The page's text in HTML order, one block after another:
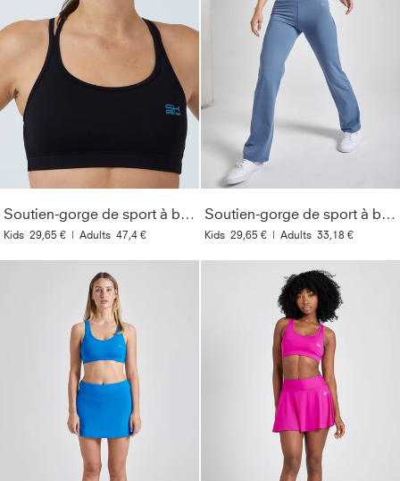
Soutien-gorge de sport à bretelles croisées, noir
Kids 29,65 € | Adults 47,4 €
Soutien-gorge de sport à bretelles croisées, gris bleu
Kids 29,65 € | Adults 33,18 €